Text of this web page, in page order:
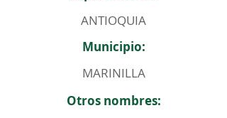
ANTIOQUIA
Municipio:
MARINILLA
Otros nombres: